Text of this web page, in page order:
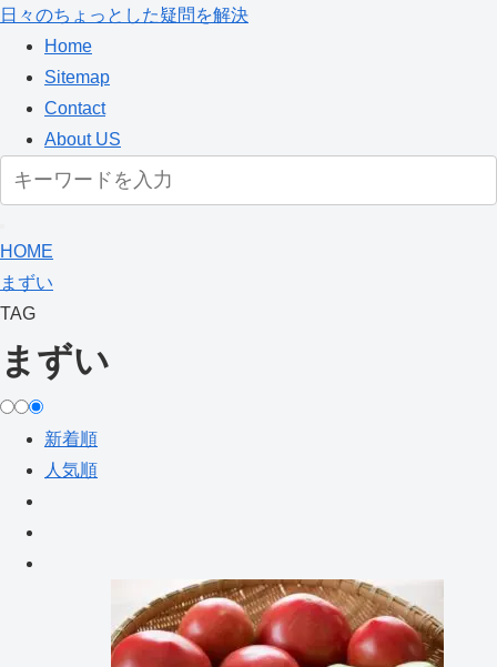
日々のちょっとした疑問を解決
Home
Sitemap
Contact
About US
HOME
まずい
TAG
まずい
新着順
人気順